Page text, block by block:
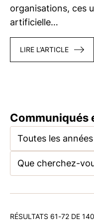
organisations, ces
artificielle…
LIRE L’ARTICLE
Communiqués
Toutes les années
RÉSULTATS 61-72 DE 140